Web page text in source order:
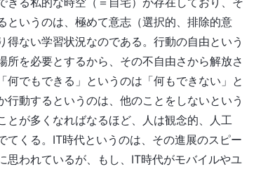
というのは、極めて意志（選択的、排除的意
ない学習状況なのである。行動の自由という
を必要とするから、その不自由さから解放さ
でもできる」というのは「何もできない」と
行動するというのは、他のことをしないという
とが多くなればなるほど、人は観念的、人工
てくる。IT時代というのは、その進展のスピー
思われているが、もし、IT時代がモバイルやユ